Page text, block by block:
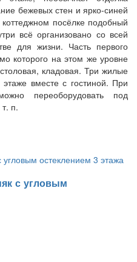
бежевых стен и ярко-синей
посёлке подобный
всё организовано со всей
для жизни. Часть первого
которого на этом же уровне
кладовая. Три жилые
вместе с гостиной. При
переоборудовать под
п.
с угловым